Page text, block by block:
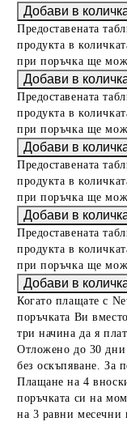
Предоставената
продукта в
при поръчка ще
Предоставената
продукта в
при поръчка ще
Предоставената
продукта в
при поръчка ще
Предоставената
продукта в
при поръчка ще
Когато плащате с
поръчката Ви
три начина да я
Отложено до 30 дни
без оскъпяване. За
Плащане на 4
поръчката си на
на 3 равни месечни